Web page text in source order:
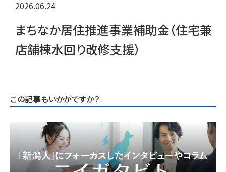
2026.06.24
まちなか居住推進事業補助金（住宅兼
店舗棟水回り改修支援）
この記事もいかがですか？